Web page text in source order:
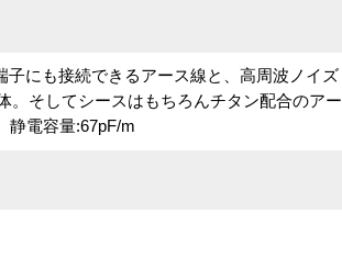
にも接続できるアース線と、高周波ノイズ
。そしてシースはもちろんチタン配合のアー
静電容量:67pF/m